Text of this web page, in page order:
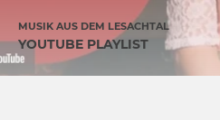
MUSIK AUS DEM LESACHTAL
YOUTUBE PLAYLIST